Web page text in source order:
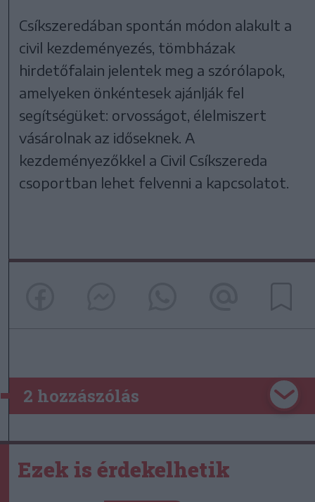
Csíkszeredában spontán módon alakult a
civil kezdeményezés, tömbházak
hirdetőfalain jelentek meg a szórólapok,
amelyeken önkéntesek ajánlják fel
segítségüket: orvosságot, élelmiszert
vásárolnak az időseknek. A
kezdeményezőkkel a Civil Csíkszereda
csoportban lehet felvenni a kapcsolatot.
2 hozzászólás
Ezek is érdekelhetik